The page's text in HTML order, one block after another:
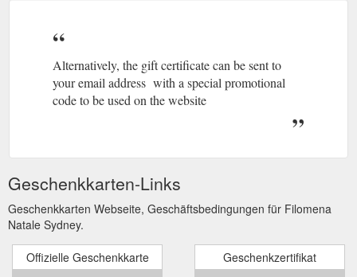
Alternatively, the gift certificate can be sent to
your email address with a special promotional
code to be used on the website
Geschenkkarten-Links
Geschenkkarten Webseite, Geschäftsbedingungen für Filomena
Natale Sydney.
Offizielle Geschenkkarte Geschenkzertifikat